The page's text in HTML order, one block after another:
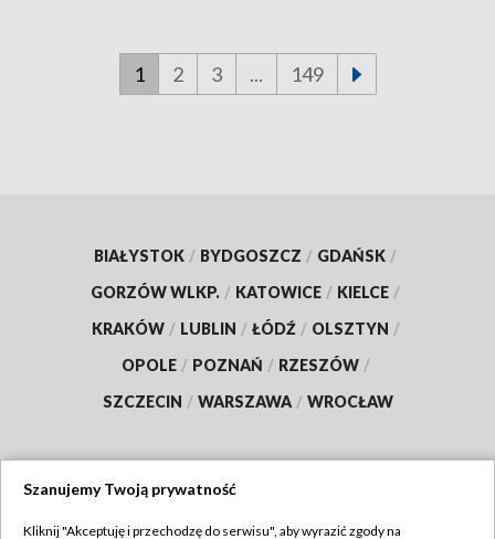
1 2 3 ... 149
BIAŁYSTOK / BYDGOSZCZ / GDAŃSK /
GORZÓW WLKP. / KATOWICE / KIELCE /
KRAKÓW / LUBLIN / ŁÓDŹ / OLSZTYN /
OPOLE / POZNAŃ / RZESZÓW /
SZCZECIN / WARSZAWA / WROCŁAW
Szanujemy Twoją prywatność
Kliknij "Akceptuję i przechodzę do serwisu", aby wyrazić zgody na